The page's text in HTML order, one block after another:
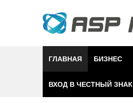
ГЛАВНАЯ БИЗНЕС
ВХОД В ЧЕСТНЫЙ ЗНАК